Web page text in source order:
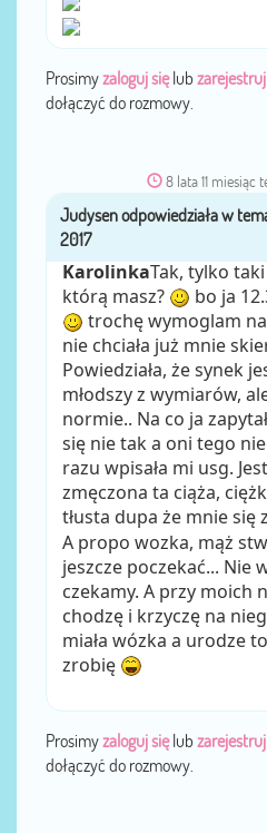
Prosimyzaloguj sięlub
dołączyć do rozmowy.
8 lata 11 miesiąc
przez
KarolinkaTak, tylko
którą masz?
bo ja
trochę wymoglam
nie chciała już mnie
Powiedziała, że synek
młodszy z wymiarów,
normie.. Na co ja
się nie tak a oni tego
razu wpisała mi usg.
zmęczona ta ciąża,
tłusta dupa że mnie się
A propo wozka, mąż
jeszcze poczekać... Nie
czekamy. A przy moich
chodzę i krzyczę na
miała wózka a urodze
zrobię
Prosimyzaloguj sięlub
dołączyć do rozmowy.